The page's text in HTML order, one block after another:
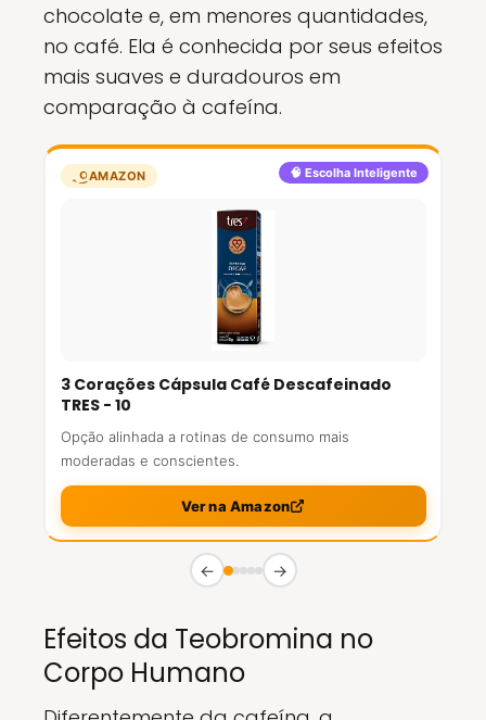
chocolate e, em menores quantidades,
no café. Ela é conhecida por seus efeitos
mais suaves e duradouros em
comparação à cafeína.
🧠 Escolha Inteligente
AMAZON
3 Corações Cápsula Café Descafeinado
TRES - 10
Opção alinhada a rotinas de consumo mais
moderadas e conscientes.
Ver na Amazon
← →
Efeitos da Teobromina no
Corpo Humano